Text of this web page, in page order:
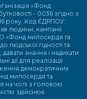
«Фонд
- 0036 згідно з
року. Код ЄДРПОУ:
людини, кампанії
«Фонд милосердя та
людської гідності та
знання і надихати
дії для реалізації
демократичних
милосердя та
на чолі з головою
здійснює